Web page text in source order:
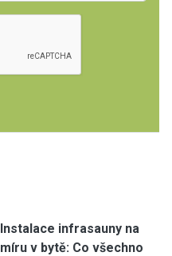
Instalace infrasauny na
míru v bytě: Co všechno